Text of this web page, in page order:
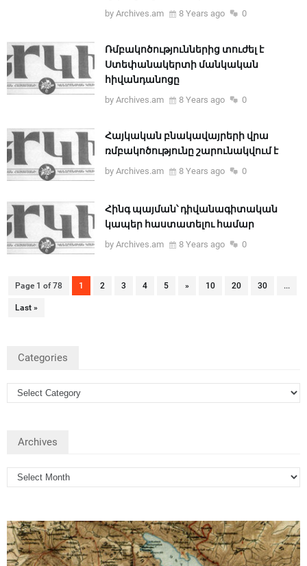
by Archives.am 8 Years ago 0
Ռմբակոծություններից տուժել է
Ստեփանակերտի մանկական
հիվանդանոցը
by Archives.am 8 Years ago 0
Հայկական բնակավայրերի վրա
ռմբակոծությունը շարունակվում է
by Archives.am 8 Years ago 0
Հինգ պայման՝ դիվանագիտական
կապեր հաստատելու համար
by Archives.am 8 Years ago 0
Page 1 of 78 1 2 3 4 5 » 10 20 30 ...
Last »
Categories
Archives